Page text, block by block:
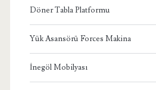
Döner Tabla Platformu
Yük Asansörü Forces Makina
İnegöl Mobilyası